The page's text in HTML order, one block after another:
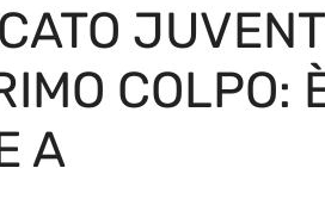
COLPO:
A